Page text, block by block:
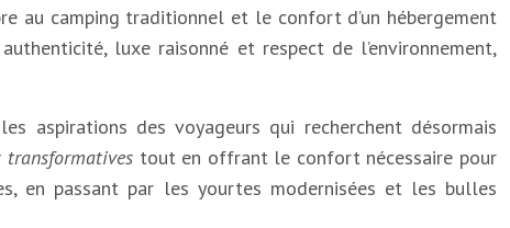
au camping traditionnel et le confort d’un hébergement
luxe raisonné et respect de l’environnement,
aspirations des voyageurs qui recherchent désormais
transformatives tout en offrant le confort nécessaire pour
en passant par les yourtes modernisées et les bulles